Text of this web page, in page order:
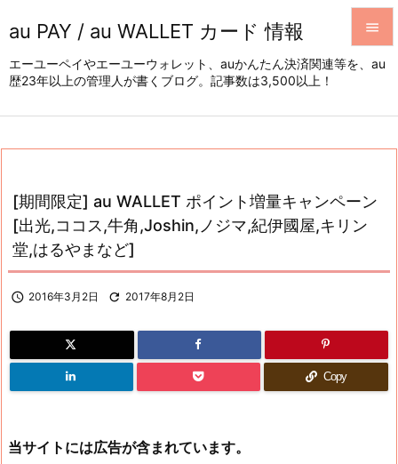
au PAY / au WALLET カード 情報
エーユーペイやエーユーウォレット、auかんたん決済関連等を、au
歴23年以上の管理人が書くブログ。記事数は3,500以上！




[期間限定] au WALLET ポイント増量キャンペーン
[出光,ココス,牛角,Joshin,ノジマ,紀伊國屋,キリン
堂,はるやまなど]
 2016年3月2日  2017年8月2日
Copy
当サイトには広告が含まれています。